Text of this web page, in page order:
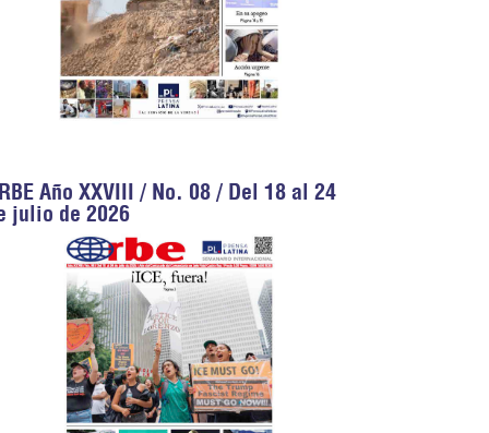
Año XXVIII / No. 08 / Del 18 al 24
julio de 2026